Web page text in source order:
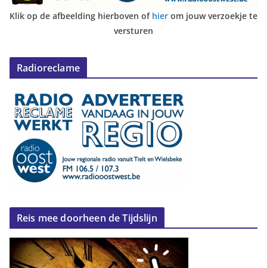
Klik op de afbeelding hierboven of hier om jouw verzoekje te
versturen
Radioreclame
Reis mee doorheen de Tijdslijn